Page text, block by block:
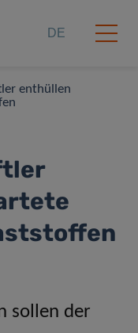
DE
enthüllen
sollen der